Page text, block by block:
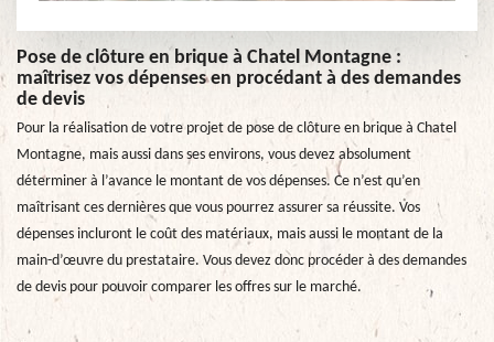
Pose de clôture en brique à Chatel Montagne :
maîtrisez vos dépenses en procédant à des demandes
de devis
Pour la réalisation de votre projet de pose de clôture en brique à Chatel
Montagne, mais aussi dans ses environs, vous devez absolument
déterminer à l’avance le montant de vos dépenses. Ce n’est qu’en
maîtrisant ces dernières que vous pourrez assurer sa réussite. Vos
dépenses incluront le coût des matériaux, mais aussi le montant de la
main-d’œuvre du prestataire. Vous devez donc procéder à des demandes
de devis pour pouvoir comparer les offres sur le marché.